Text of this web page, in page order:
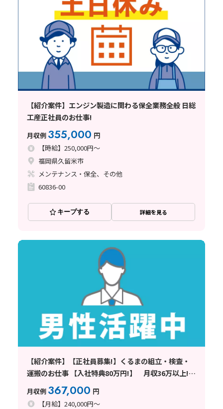
【紹介案件】エンジン製造に関わる保全業務全般 日総
工産正社員のお仕事!
月収例 355,000 円
【時給】250,000円～
福岡県久留米市
メンテナンス・保全、その他
60836-00
キープする 詳細を見る
【紹介案件】【正社員募集!】くるまの組立・検査・
運搬のお仕事 【入社特典80万円!】 月収36万以上!
ずっと寮費無料!
月収例 367,000 円
【月給】240,000円～